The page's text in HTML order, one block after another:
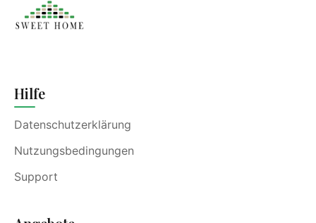
Hilfe
Datenschutzerklärung
Nutzungsbedingungen
Support